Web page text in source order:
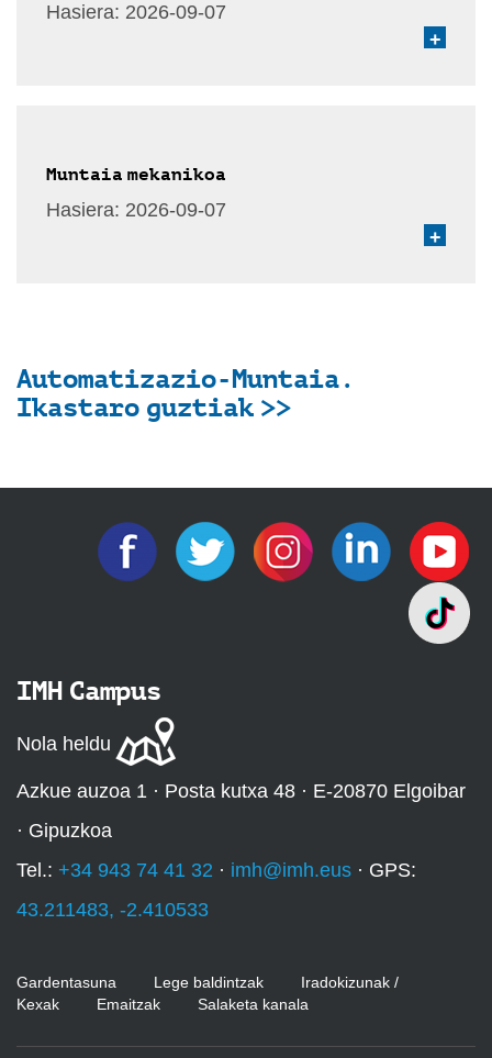
Hasiera: 2026-09-07
+
Muntaia mekanikoa
Hasiera: 2026-09-07
+
Automatizazio-Muntaia.
Ikastaro guztiak >>
IMH Campus
Nola heldu
Azkue auzoa 1 · Posta kutxa 48 · E-20870 Elgoibar
· Gipuzkoa
Tel.: +34 943 74 41 32 · imh@imh.eus · GPS:
43.211483, -2.410533
Gardentasuna Lege baldintzak
Iradokizunak /
Kexak
Emaitzak Salaketa kanala